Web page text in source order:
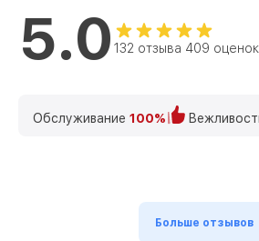
5.0 132 отзыва 409 оценок
Обслуживание 100%
Больше отзывов